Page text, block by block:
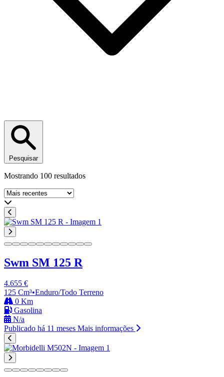
Pesquisar
Mostrando 100 resultados
Ordenar por
Swm SM 125 R
4.655 €
125 Cm³•Enduro/Todo Terreno
0 Km
Gasolina
N/a
Publicado há 11 meses Mais informações